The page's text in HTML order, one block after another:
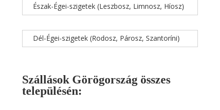
Észak-Égei-szigetek (Leszbosz, Limnosz, Híosz)
Dél-Égei-szigetek (Rodosz, Párosz, Szantoríni)
Szállások Görögország összes
településén: